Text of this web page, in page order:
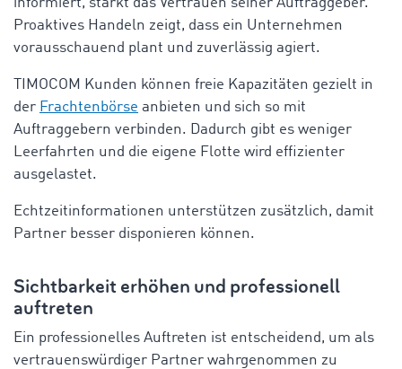
Proaktives Handeln zeigt, dass ein Unternehmen
vorausschauend plant und zuverlässig agiert.
TIMOCOM Kunden können freie Kapazitäten gezielt in
der Frachtenbörse anbieten und sich so mit
Auftraggebern verbinden. Dadurch gibt es weniger
Leerfahrten und die eigene Flotte wird effizienter
ausgelastet.
Echtzeitinformationen unterstützen zusätzlich, damit
Partner besser disponieren können.
Sichtbarkeiterhöhen und professionell
auftreten
Ein professionelles Auftreten ist entscheidend, um als
vertrauenswürdiger Partner wahrgenommen zu